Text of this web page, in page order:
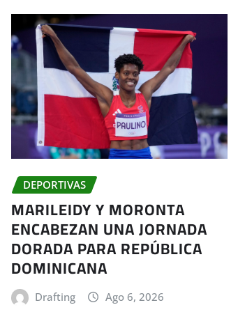
DEPORTIVAS
MARILEIDY Y MORONTA
ENCABEZAN UNA JORNADA
DORADA PARA REPÚBLICA
DOMINICANA
Drafting Ago 6, 2026